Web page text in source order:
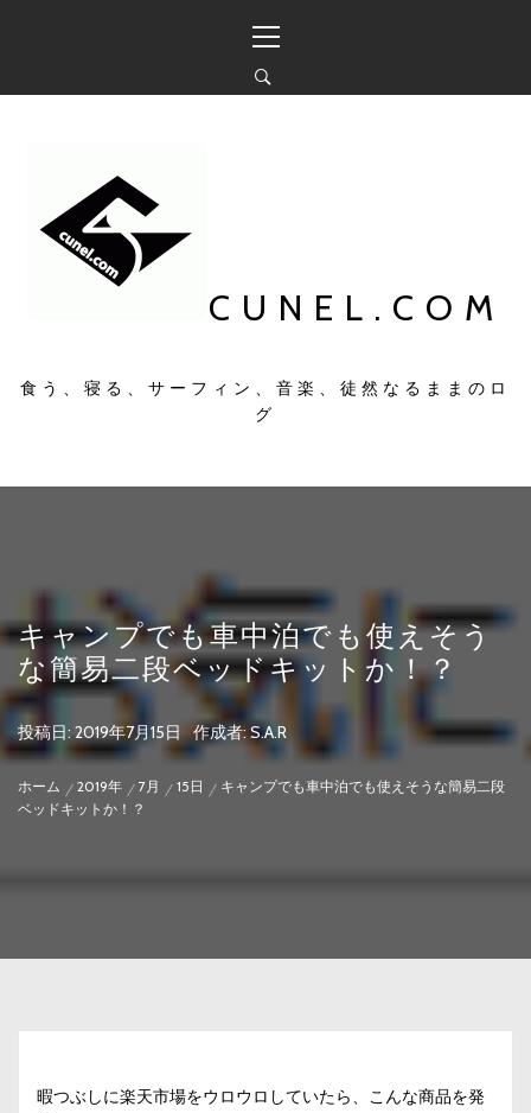
ン
イ
ン
メ
CUNEL.COM
食う、寝る、サーフィン、音楽、徒然なるままのロ
グ
キャンプでも車中泊でも使えそう
な簡易二段ベッドキットか！？
投稿日: 2019年7月15日 作成者:S.A.R
ホーム 2019年 7月 15日
キャンプでも車中泊でも使えそうな簡易二段
ベッドキットか！？
暇つぶしに楽天市場をウロウロしていたら、こんな商品を発